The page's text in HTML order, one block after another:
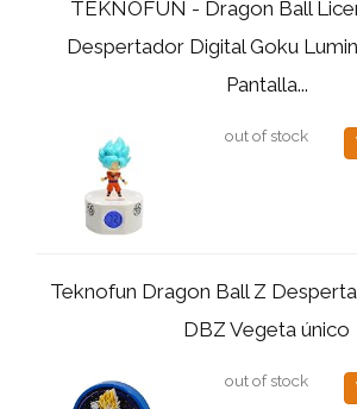
TEKNOFUN - Dragon Ball
Despertador Digital Goku
Pantalla...
out of stock
Teknofun Dragon Ball Z
DBZ Vegeta único
out of stock